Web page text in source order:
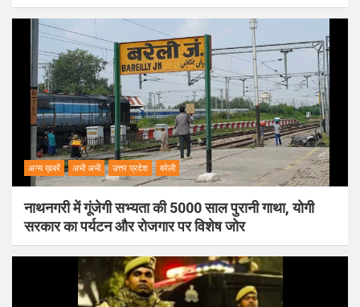
अन्य ख़बरें अभी अभी उत्तर प्रदेश बरेली
नाथनगरी में गूंजेगी सभ्यता की 5000 साल पुरानी गाथा, योगी
सरकार का पर्यटन और रोजगार पर विशेष जोर